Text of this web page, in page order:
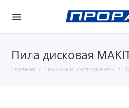
Пила дисковая
Главная Техника и инструменты